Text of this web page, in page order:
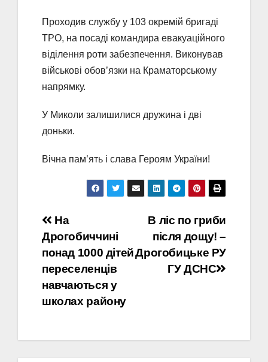
Проходив службу у 103 окремій бригаді
ТРО, на посаді командира евакуаційного
віділення роти забезпечення. Виконував
військові обов’язки на Краматорському
напрямку.
У Миколи залишилися дружина і дві
доньки.
Вічна пам’ять і слава Героям України!
Навігація
записів
В ліс по гриби
після дощу! –
Дрогобицьке РУ
ГУ ДСНС
На
Дрогобиччині
понад 1000 дітей
переселенців
навчаються у
школах району